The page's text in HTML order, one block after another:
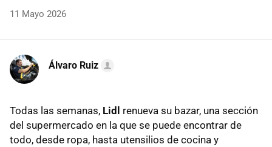
11 Mayo 2026
Álvaro Ruiz
Todas las semanas, Lidl
renueva su bazar, una sección
del supermercado en la que se puede encontrar de
todo, desde ropa, hasta utensilios de cocina y